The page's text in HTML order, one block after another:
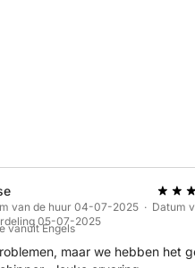
de zee in stijl en comfort
van de huur 04-07-2025 · Datum
05-07-2025
vanuit Engels
maar we hebben het